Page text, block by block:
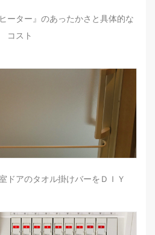
ーター』のあったかさと具体的な
コスト
ドアのタオル掛けバーをＤＩＹ